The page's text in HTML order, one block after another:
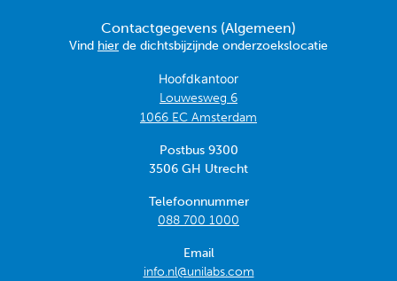
Contactgegevens (Algemeen)
Vind hier de dichtsbijzijnde onderzoekslocatie
Hoofdkantoor
Louwesweg 6
1066 EC Amsterdam
Postbus 9300
3506 GH Utrecht
Telefoonnummer
088 700 1000
Email
info.nl@unilabs.com